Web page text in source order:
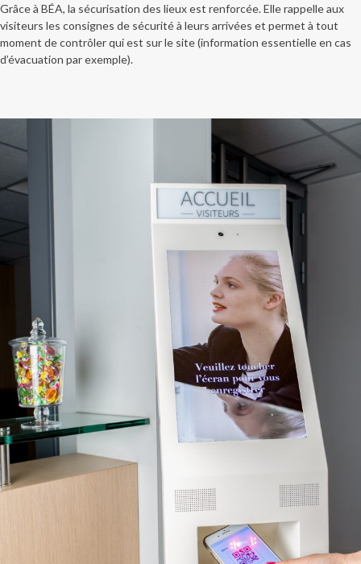
Grâce à BÉA, la sécurisation des lieux est renforcée. Elle rappelle aux
visiteurs les consignes de sécurité à leurs arrivées et permet à tout
moment de contrôler qui est sur le site (information essentielle en cas
d’évacuation par exemple).